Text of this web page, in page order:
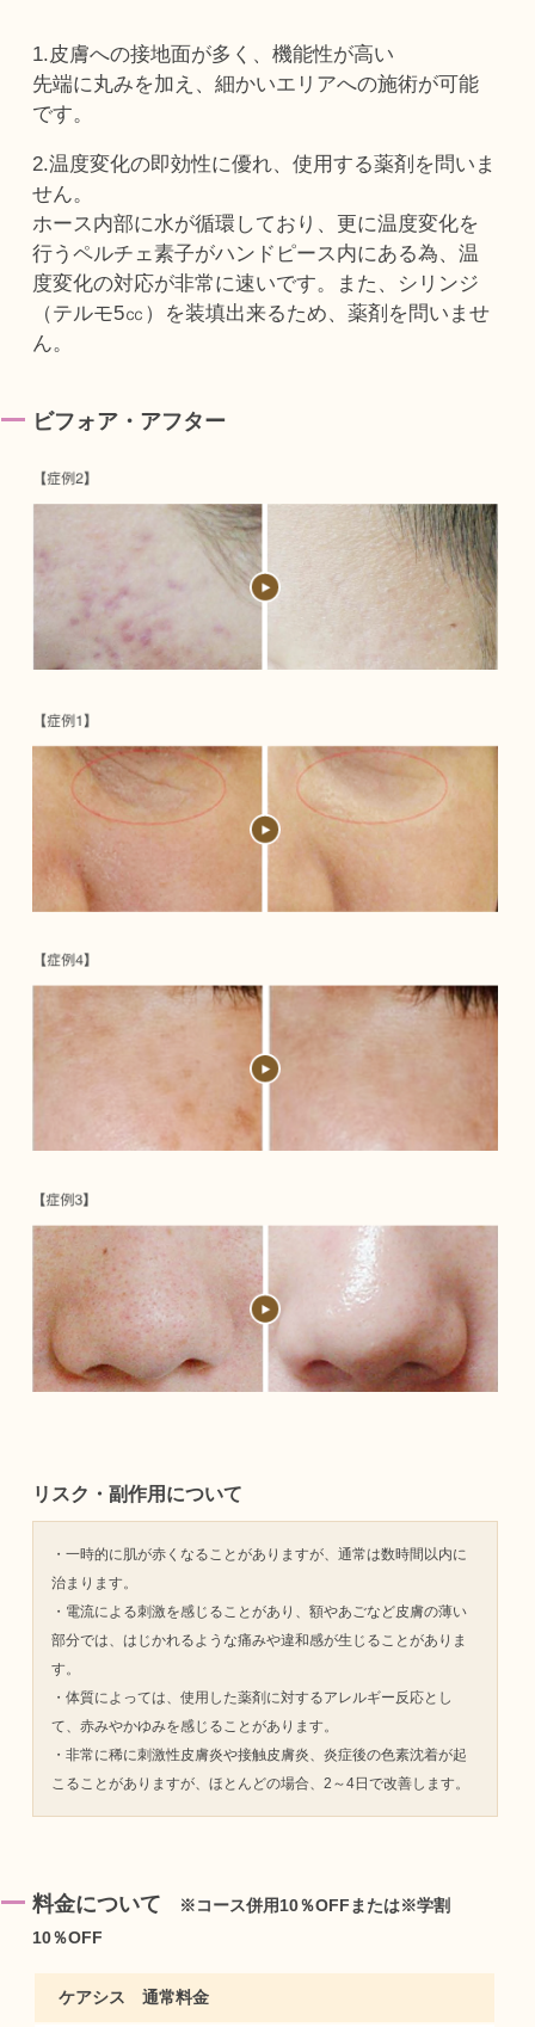
1.皮膚への接地面が多く、機能性が高い
先端に丸みを加え、細かいエリアへの施術が可能
です。
2.温度変化の即効性に優れ、使用する薬剤を問いま
せん。
ホース内部に水が循環しており、更に温度変化を
行うペルチェ素子がハンドピース内にある為、温
度変化の対応が非常に速いです。また、シリンジ
（テルモ5㏄）を装填出来るため、薬剤を問いませ
ん。
ビフォア・アフター
リスク・副作用について
・一時的に肌が赤くなることがありますが、通常は数時間以内に
治まります。
・電流による刺激を感じることがあり、額やあごなど皮膚の薄い
部分では、はじかれるような痛みや違和感が生じることがありま
す。
・体質によっては、使用した薬剤に対するアレルギー反応とし
て、赤みやかゆみを感じることがあります。
・非常に稀に刺激性皮膚炎や接触皮膚炎、炎症後の色素沈着が起
こることがありますが、ほとんどの場合、2～4日で改善します。​
料金について
※コース併用10％OFFまたは※学割
10％OFF
ケアシス 通常料金